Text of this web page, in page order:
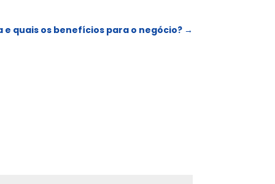
quais os benefícios para o negócio?→